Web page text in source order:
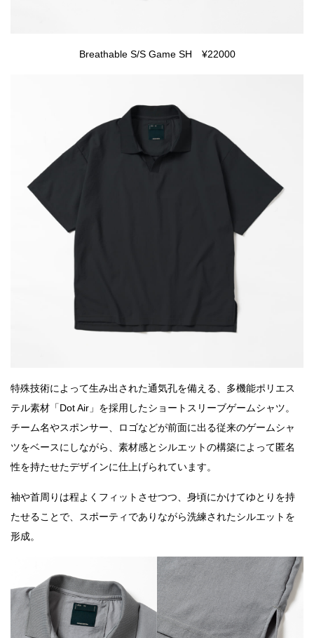
Breathable S/S Game SH ¥22000
特殊技術によって生み出された通気孔を備える、多機能ポリエス
テル素材「Dot Air」を採用したショートスリーブゲームシャツ。
チーム名やスポンサー、ロゴなどが前面に出る従来のゲームシャ
ツをベースにしながら、素材感とシルエットの構築によって匿名
性を持たせたデザインに仕上げられています。
袖や首周りは程よくフィットさせつつ、身頃にかけてゆとりを持
たせることで、スポーティでありながら洗練されたシルエットを
形成。